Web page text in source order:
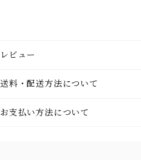
レビュー
送料・配送方法について
お支払い方法について